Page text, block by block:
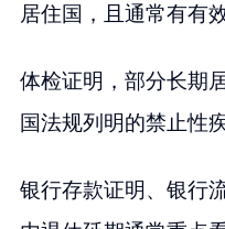
居住国，且通常有有
体检证明，部分长期
国法规列明的禁止性疾
银行存款证明、银行